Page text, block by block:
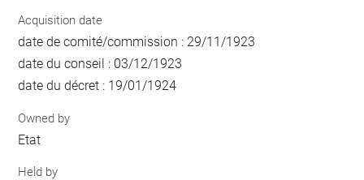
Acquisition date
date de comité/commission : 29/11/1923
date du conseil : 03/12/1923
date du décret : 19/01/1924
Owned by
Etat
Held by